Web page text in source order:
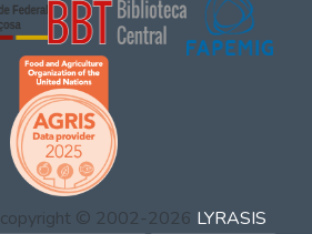
copyright © 2002-2026 LYRASIS